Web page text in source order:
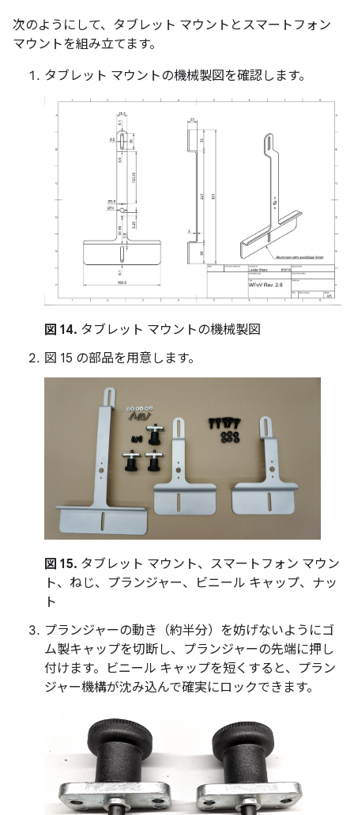
次のようにして、タブレット マウントとスマートフォン
マウントを組み立てます。
タブレット マウントの機械製図を確認します。
図 14. タブレット マウントの機械製図
図 15 の部品を用意します。
図 15. タブレット マウント、スマートフォン マウン
ト、ねじ、プランジャー、ビニール キャップ、ナッ
ト
プランジャーの動き（約半分）を妨げないようにゴ
ム製キャップを切断し、プランジャーの先端に押し
付けます。ビニール キャップを短くすると、プラン
ジャー機構が沈み込んで確実にロックできます。